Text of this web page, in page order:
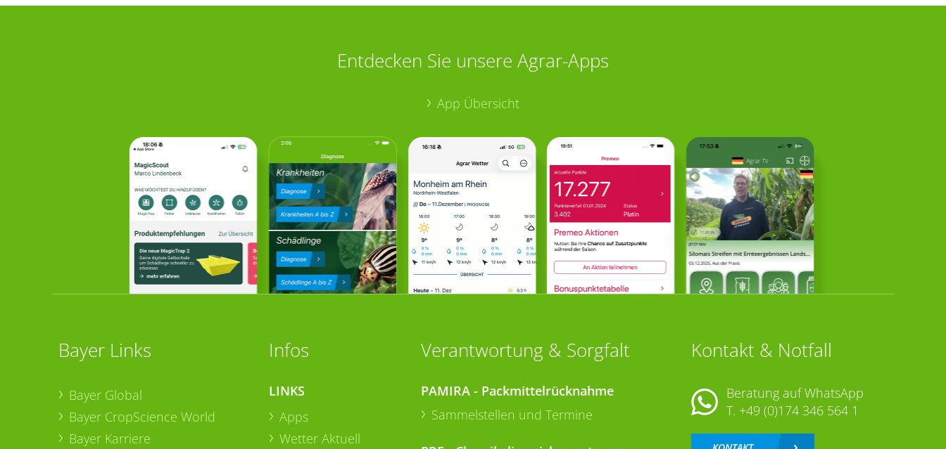
Entdecken Sie unsere Agrar-Apps
App Übersicht
Bayer Links
Bayer Global
Bayer CropScience World
Bayer Karriere
Infos
LINKS
Apps
Wetter Aktuell
Verantwortung & Sorgfalt
PAMIRA - Packmittelrücknahme
Sammelstellen und Termine
Kontakt & Notfall
Beratung auf WhatsApp
T. +49 (0)174 346 564 1